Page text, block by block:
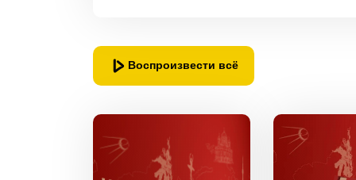
Воспроизвести всё